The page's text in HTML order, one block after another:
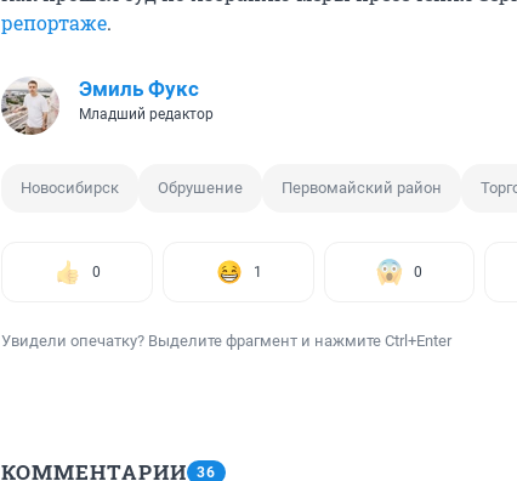
репортаже.
Эмиль Фукс
Младший редактор
Новосибирск Обрушение Первомайский район
0 1 0
Увидели опечатку? Выделите фрагмент и нажмите Ctrl+Enter
КОММЕНТАРИИ 36